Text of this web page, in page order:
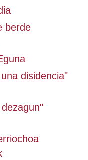
berde
disidencia"